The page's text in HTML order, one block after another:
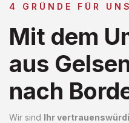
4 GRÜNDE FÜR UNS
Mit dem
aus
nach
Wir sind Ihr